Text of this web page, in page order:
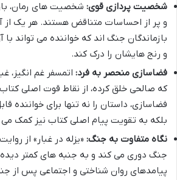
شخصیت پردازی قوی: شخصیت های رمان،
و پر از احساسات متناقض هستند. هر یک از
بازماندگان جنگ اند که خواننده می تواند
و رنج هایشان را درک کند.
فضاسازی منحصر به فرد: اتمسفر غم انگیز،
که صالحی خلق کرده، از نقاط قوت اصلی
فضاسازی، داستان را نه تنها برای خواننده
بلکه به تقویت پیام اصلی کتاب نیز کمک می
نگاه متفاوت به جنگ: «یزله در غبار» از
جنگ دوری می کند و به جنبه های کمتر
پیامدهای روان شناختی و اجتماعی پس از